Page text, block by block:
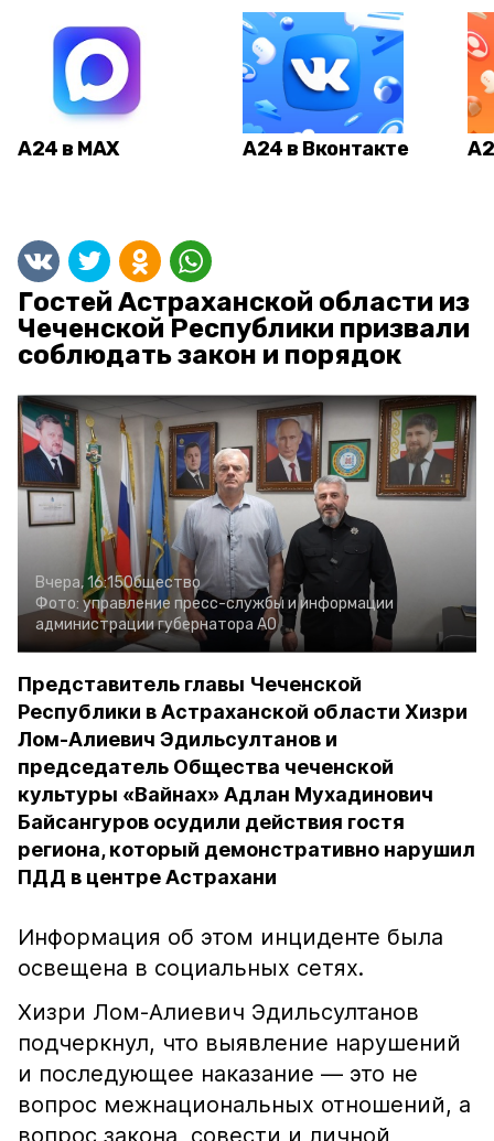
А24 в MAX А24 в Вконтакте
Гостей Астраханской области из
Чеченской Республики призвали
соблюдать закон и порядок
Вчера, 16:15Общество
Фото: управление пресс-службы и информации
администрации губернатора АО
Представитель главы Чеченской
Республики в Астраханской области Хизри
Лом-Алиевич Эдильсултанов и
председатель Общества чеченской
культуры «Вайнах» Адлан Мухадинович
Байсангуров осудили действия гостя
региона, который демонстративно нарушил
ПДД в центре Астрахани
Информация об этом инциденте была
освещена в социальных сетях.
Хизри Лом-Алиевич Эдильсултанов
подчеркнул, что выявление нарушений
и последующее наказание — это не
вопрос межнациональных отношений, а
вопрос закона, совести и личной